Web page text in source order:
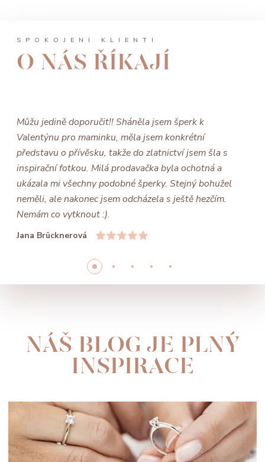
SPOKOJENÍ KLIENTI
O NÁS ŘÍKAJÍ
Můžu jedině doporučit!! Sháněla jsem šperk k
Valentýnu pro maminku, měla jsem konkrétní
představu o přívěsku, takže do zlatnictví jsem šla s
inspirační fotkou. Milá prodavačka byla ochotná a
ukázala mi všechny podobné šperky. Stejný bohužel
neměli, ale nakonec jsem odcházela s ještě hezčím.
Nemám co vytknout :).
Jana Brücknerová
NÁŠ BLOG JE PLNÝ
INSPIRACE